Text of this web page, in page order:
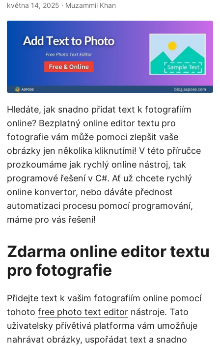
i
května 14, 2025 · Muzammil Khan
Hledáte, jak snadno přidat text k fotografiím
online? Bezplatný online editor textu pro
fotografie vám může pomoci zlepšit vaše
obrázky jen několika kliknutími! V této příručce
prozkoumáme jak rychlý online nástroj, tak
programové řešení v C#. Ať už chcete rychlý
online konvertor, nebo dáváte přednost
automatizaci procesu pomocí programování,
máme pro vás řešení!
Zdarma online editor textu
pro fotografie
Přidejte text k vašim fotografiím online pomocí
tohoto free photo text editor nástroje. Tato
uživatelsky přívětivá platforma vám umožňuje
nahrávat obrázky, uspořádat text a snadno